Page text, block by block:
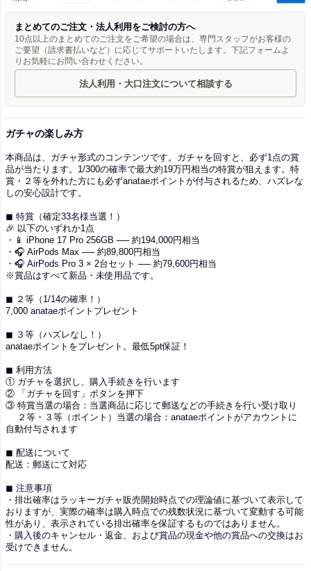
まとめてのご注文・法人利用をご検討の方へ
10点以上のまとめてのご注文をご希望の場合は、専門スタッフがお客様の
ご要望（請求書払いなど）に応じてサポートいたします。下記フォームよ
りお気軽にお問い合わせください。
法人利用・大口注文について相談する
ガチャの楽しみ方
本商品は、ガチャ形式のコンテンツです。ガチャを回すと、必ず1点の賞
品が当たります。1/300の確率で最大約19万円相当の特賞が狙えます。特
賞・２等を外れた方にも必ずanataeポイントが付与されるため、ハズレな
しの安心設計です。
◼︎ 特賞（確定33名様当選！）
🎉 以下のいずれか1点
・📱 iPhone 17 Pro 256GB ── 約194,000円相当
・🎧 AirPods Max ── 約89,800円相当
・🎧 AirPods Pro 3 × 2台セット ── 約79,600円相当
※賞品はすべて新品・未使用品です。
◼︎ ２等（1/14の確率！）
7,000 anataeポイントプレゼント
◼︎ ３等（ハズレなし！）
anataeポイントをプレゼント。最低5pt保証！
◼︎ 利用方法
① ガチャを選択し、購入手続きを行います
② 「ガチャを回す」ボタンを押下
③ 特賞当選の場合：当選商品に応じて郵送などの手続きを行い受け取り
２等・３等（ポイント）当選の場合：anataeポイントがアカウントに
自動付与されます
◼︎ 配送について
配送：郵送にて対応
◼︎ 注意事項
・排出確率はラッキーガチャ販売開始時点での理論値に基づいて表示して
おりますが、実際の確率は購入時点での残数状況に基づいて変動する可能
性があり、表示されている排出確率を保証するものではありません。
・購入後のキャンセル・返金、および賞品の現金や他の賞品への交換はお
受けできません。